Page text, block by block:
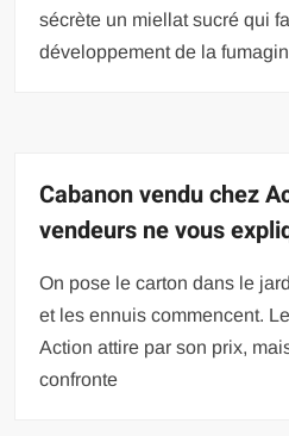
sécrète un miellat sucré qui
développement de la
Cabanon vendu chez
vendeurs ne vous
On pose le carton dans le
et les ennuis commencent.
Action attire par son prix,
confronte